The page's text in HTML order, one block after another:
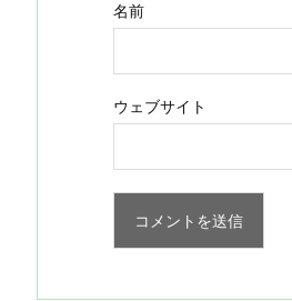
名前
ウェブサイト